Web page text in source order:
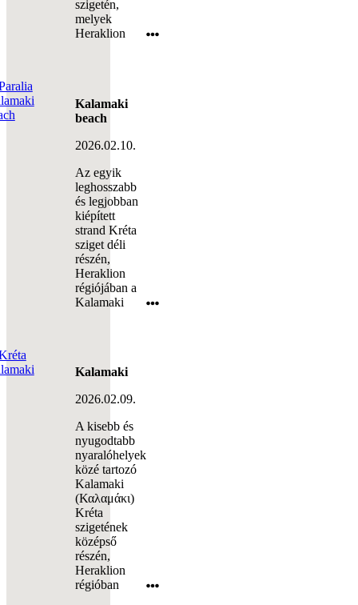
szigetén,
melyek
Heraklion
Kalamaki
beach
2026.02.10.
Az egyik
leghosszabb
és legjobban
kiépített
strand Kréta
sziget déli
részén,
Heraklion
régiójában a
Kalamaki
Kalamaki
2026.02.09.
A kisebb és
nyugodtabb
nyaralóhelyek
közé tartozó
Kalamaki
(Καλαμάκι)
Kréta
szigetének
középső
részén,
Heraklion
régióban